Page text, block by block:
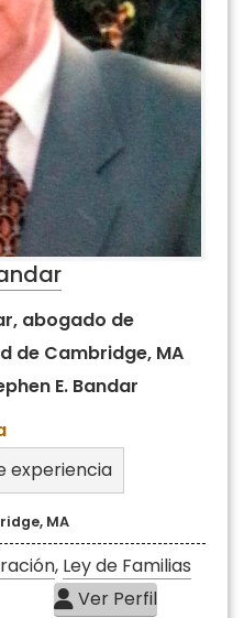
abogado de
de Cambridge, MA
E. Bandar
experiencia
MA
, Ley de Familias
Ver Perfil